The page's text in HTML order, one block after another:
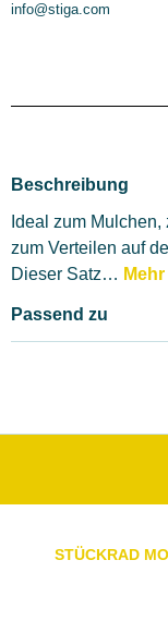
info@stiga.com
Beschreibung
Ideal zum
zum Verteilen auf
Dieser Satz… Mehr
Passend zu
STÜCKRAD